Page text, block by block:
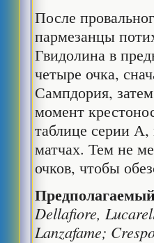
После
пармезанцы
Гвидолина в
четыре очка,
Сампдория,
момент
таблице серии
матчах. Тем не
очков, чтобы
Предполагаемый
Dellafiore,
Lanzafame;